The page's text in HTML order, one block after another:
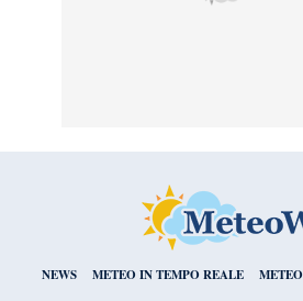
NEWS METEO IN TEMPO REALE METEO